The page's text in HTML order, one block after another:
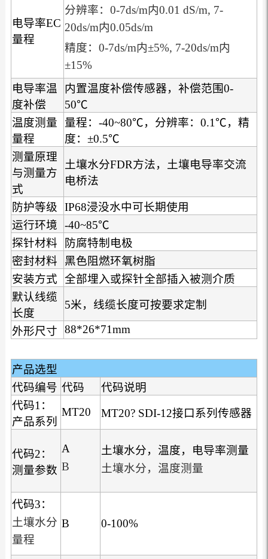
电导率EC
量程
分辨率：0-7ds/m内0.01 dS/m, 7-
20ds/m内0.05ds/m
精度：0-7ds/m内±5%, 7-20ds/m内
±15%
电导率温
度补偿
内置温度补偿传感器，补偿范围0-
50℃
温度测量
量程
量程：-40~80℃，分辨率：0.1℃，精
度：±0.5℃
测量原理
与测量方
式
土壤水分FDR方法，土壤电导率交流
电桥法
防护等级
IP68浸没水中可长期使用
运行环境
-40~85℃
探针材料
防腐特制电极
密封材料
黑色阻燃环氧树脂
安装方式
全部埋入或探针全部插入被测介质
默认线缆
长度
5米，线缆长度可按要求定制
外形尺寸 88*26*71mm
产品选型
代码编号 代码
代码说明
代码1：
产品系列
MT20 MT20? SDI-12接口系列传感器
代码2：
测量参数
A
B
土壤水分，温度，电导率测量
土壤水分，温度测量
代码3：
土壤水分
量程
B 0-100%